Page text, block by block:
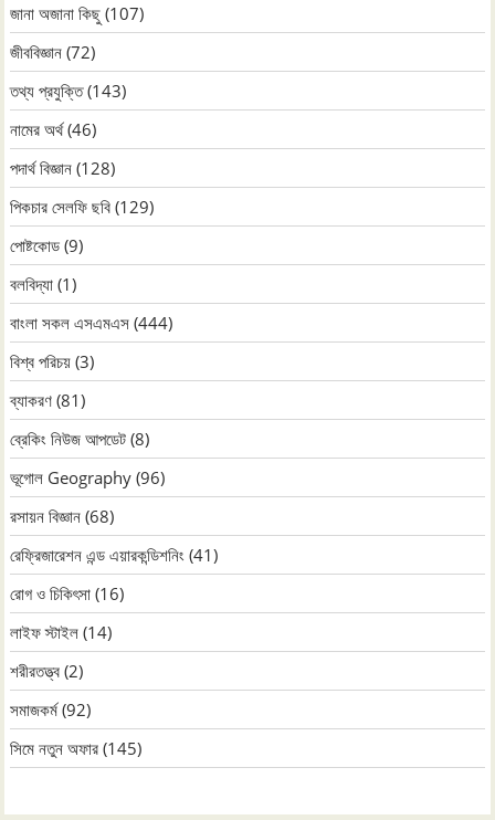
জানা অজানা কিছু (107)
জীববিজ্ঞান (72)
তথ্য প্রযুক্তি(143)
নামের অর্থ(46)
পদার্থ বিজ্ঞান (128)
পিকচার সেলফি ছবি (129)
পোষ্টকোড (9)
বলবিদ্যা (1)
বাংলা সকল এসএমএস (444)
বিশ্ব পরিচয় (3)
ব্যাকরণ (81)
ব্রেকিং নিউজ আপডেট (8)
ভূগোল Geography (96)
রসায়ন বিজ্ঞান (68)
রেফ্রিজারেশন এন্ড এয়ারকন্ডিশনিং (41)
রোগ ও চিকিৎসা (16)
লাইফ স্টাইল (14)
শরীরতত্ত্ব (2)
সমাজকর্ম(92)
সিমে নতুন ‍অফার (145)